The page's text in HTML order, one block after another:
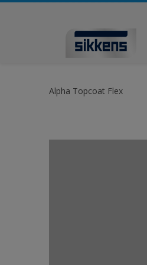
Alpha Topcoat Flex